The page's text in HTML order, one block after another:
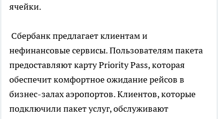
ячейки.
Сбербанк предлагает клиентам и
нефинансовые сервисы. Пользователям пакета
предоставляют карту Priority Pass, которая
обеспечит комфортное ожидание рейсов в
бизнес-залах аэропортов. Клиентов, которые
подключили пакет услуг, обслуживают